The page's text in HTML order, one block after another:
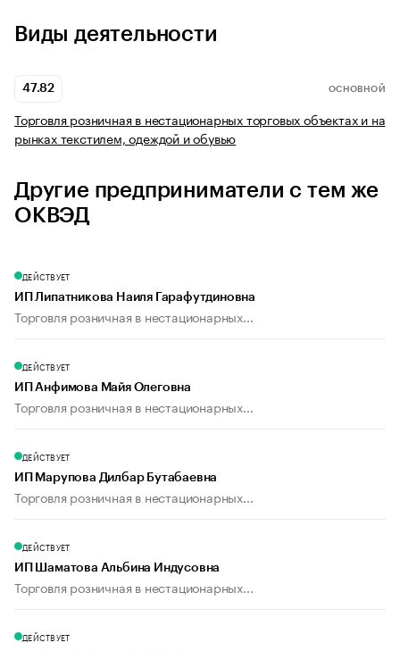
Виды деятельности
47.82 ОСНОВНОЙ
Торговля розничная в нестационарных торговых объектах и на
рынках текстилем, одеждой и обувью
Другие предприниматели с тем же
ОКВЭД
ДЕЙСТВУЕТ
ИП Липатникова Наиля Гарафутдиновна
Торговля розничная в нестационарных...
ДЕЙСТВУЕТ
ИП Анфимова Майя Олеговна
Торговля розничная в нестационарных...
ДЕЙСТВУЕТ
ИП Марупова Дилбар Бутабаевна
Торговля розничная в нестационарных...
ДЕЙСТВУЕТ
ИП Шаматова Альбина Индусовна
Торговля розничная в нестационарных...
ДЕЙСТВУЕТ